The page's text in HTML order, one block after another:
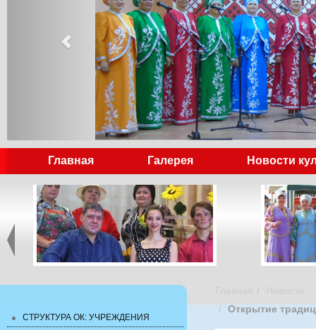
Главная Галерея Новости
СТРУКТУРА ОК: УЧРЕЖДЕНИЯ
Открытие